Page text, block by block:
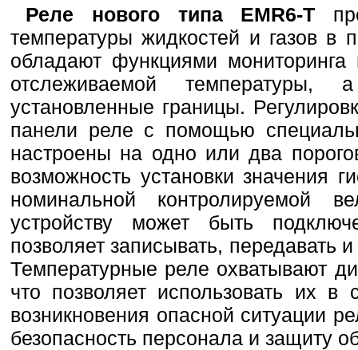
Реле нового типа EMR6-T
температуры жидкостей и газов в
обладают функциями
отслеживаемой
установленные границы.
панели реле с помощью
настроены на одно или два
возможность установки значения
номинальной контролируемой
устройству может быть
позволяет записывать, передавать
Температурные реле охватывают
что позволяет использовать их
возникновения опасной ситуации
безопасность персонала и защиту